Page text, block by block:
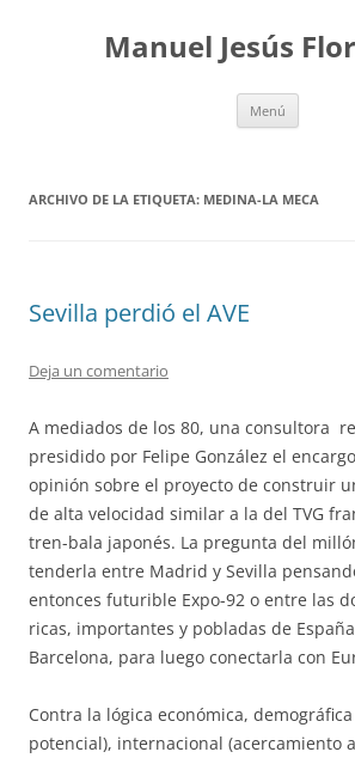
contenidoManuel Jesús
Menú
ARCHIVO DE LA ETIQUETA: MEDINA-LA MECA
Sevilla perdió el AVE
Deja un comentario
A mediados de los 80, una consultora
presidido por Felipe González el
opinión sobre el proyecto de construir
de alta velocidad similar a la del TVG
tren-bala japonés. La pregunta del
tenderla entre Madrid y Sevilla
entonces futurible Expo-92 o entre las
ricas, importantes y pobladas de
Barcelona, para luego conectarla con
Contra la lógica económica,
potencial), internacional (acercamiento